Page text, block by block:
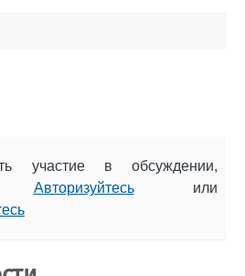
участие в обсуждении,
Авторизуйтесьили